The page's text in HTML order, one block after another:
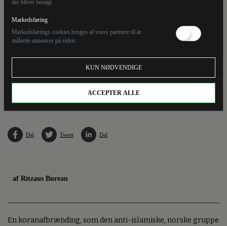
der bliver besøgt.
Markedsføring
Markedsførings cookies bruges af vores partnere til at
målrette annoncer på siden.
KUN NØDVENDIGE
ACCEPTER ALLE
Der var massivt politiopbud, da den dansk-svenske aktivist Rasmus Paludan brændte en
brænde en koran af i Oslo. Det skyldes sikkerhedshensyn, oplyser norsk politi.
Del Tweet Del
af Ritzaus Bureau
En koranafbrænding, som den anti-islamiske, norske gruppe